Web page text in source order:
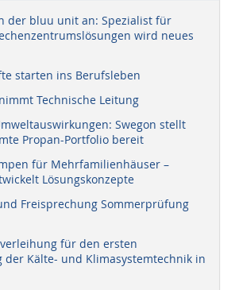
der bluu unit an: Spezialist für
wird neues
starten ins Berufsleben
Technische Leitung
Swegon stellt
Propan-Portfolio bereit
für Mehrfamilienhäuser –
Lösungskonzepte
Freisprechung Sommerprüfung
für den ersten
der Kälte- und Klimasystemtechnik in